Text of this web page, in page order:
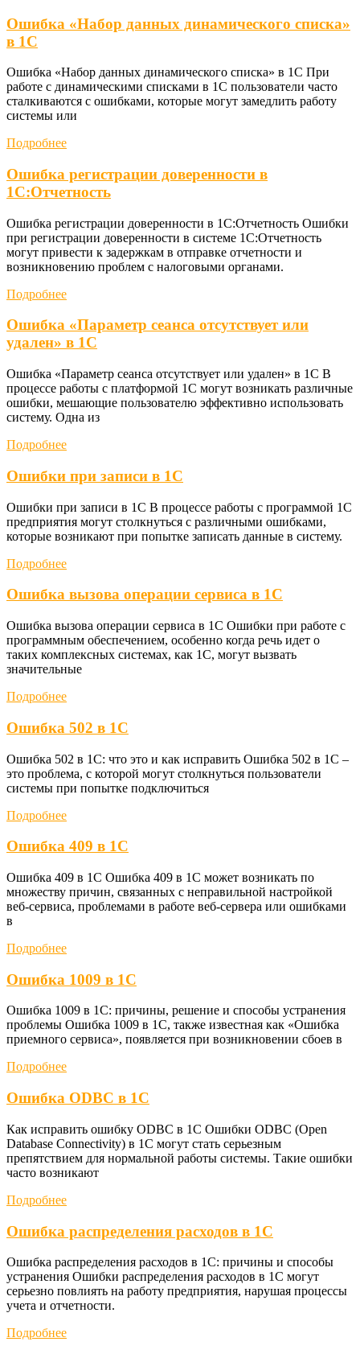
Ошибка «Набор данных динамического списка»
в 1С
Ошибка «Набор данных динамического списка» в 1С При
работе с динамическими списками в 1С пользователи часто
сталкиваются с ошибками, которые могут замедлить работу
системы или
Подробнее
Ошибка регистрации доверенности в
1С:Отчетность
Ошибка регистрации доверенности в 1С:Отчетность Ошибки
при регистрации доверенности в системе 1С:Отчетность
могут привести к задержкам в отправке отчетности и
возникновению проблем с налоговыми органами.
Подробнее
Ошибка «Параметр сеанса отсутствует или
удален» в 1С
Ошибка «Параметр сеанса отсутствует или удален» в 1С В
процессе работы с платформой 1С могут возникать различные
ошибки, мешающие пользователю эффективно использовать
систему. Одна из
Подробнее
Ошибки при записи в 1С
Ошибки при записи в 1С В процессе работы с программой 1С
предприятия могут столкнуться с различными ошибками,
которые возникают при попытке записать данные в систему.
Подробнее
Ошибка вызова операции сервиса в 1С
Ошибка вызова операции сервиса в 1С Ошибки при работе с
программным обеспечением, особенно когда речь идет о
таких комплексных системах, как 1С, могут вызвать
значительные
Подробнее
Ошибка 502 в 1С
Ошибка 502 в 1С: что это и как исправить Ошибка 502 в 1С –
это проблема, с которой могут столкнуться пользователи
системы при попытке подключиться
Подробнее
Ошибка 409 в 1С
Ошибка 409 в 1С Ошибка 409 в 1С может возникать по
множеству причин, связанных с неправильной настройкой
веб-сервиса, проблемами в работе веб-сервера или ошибками
в
Подробнее
Ошибка 1009 в 1С
Ошибка 1009 в 1С: причины, решение и способы устранения
проблемы Ошибка 1009 в 1С, также известная как «Ошибка
приемного сервиса», появляется при возникновении сбоев в
Подробнее
Ошибка ODBC в 1С
Как исправить ошибку ODBC в 1С Ошибки ODBC (Open
Database Connectivity) в 1С могут стать серьезным
препятствием для нормальной работы системы. Такие ошибки
часто возникают
Подробнее
Ошибка распределения расходов в 1С
Ошибка распределения расходов в 1С: причины и способы
устранения Ошибки распределения расходов в 1С могут
серьезно повлиять на работу предприятия, нарушая процессы
учета и отчетности.
Подробнее